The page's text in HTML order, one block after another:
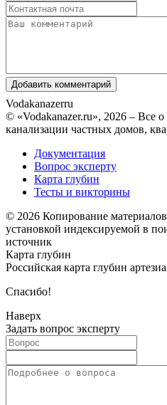
Vodakanazerru
© «Vodakanazer.ru», 2026 – Все
канализации частных домов,
Документация
Вопрос эксперту
Карта глубин
Тесты и викторины
© 2026 Копирование
установкой индексируемой в
источник
Карта глубин
Российская карта глубин
Спасибо!
Наверх
Задать вопрос эксперту